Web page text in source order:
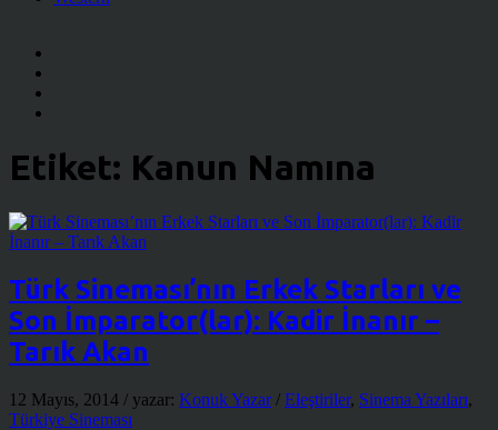
Etiket: Kanun Namına
Türk Sineması’nın Erkek Starları ve
Son İmparator(lar): Kadir İnanır –
Tarık Akan
12 Mayıs, 2014 / yazar: Konuk Yazar/ Eleştiriler, Sinema Yazıları,
Türkiye Sineması